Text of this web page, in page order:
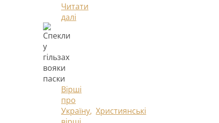
Читати
далі
Вірші
про
Україну, Християнські